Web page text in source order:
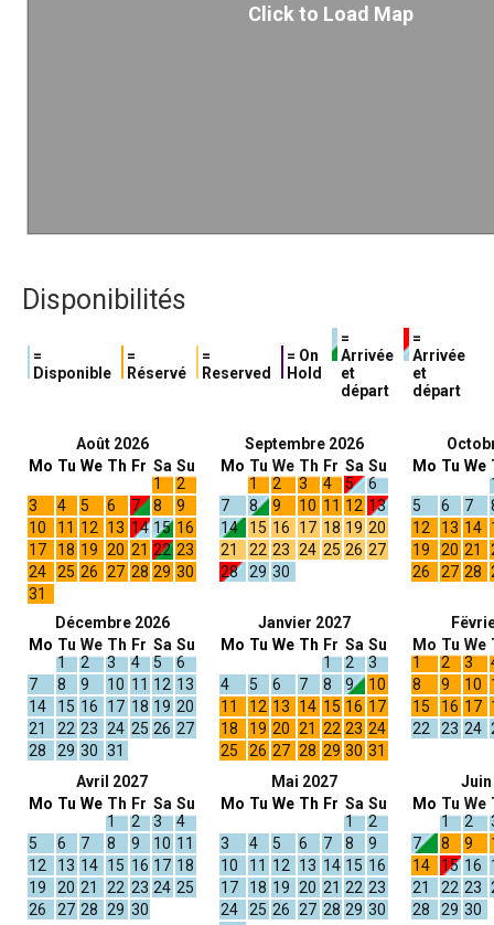
Click to Load Map
Disponibilités
=
Disponible
=
Réservé
=
Reserved
= On
Hold
=
Arrivée
et
départ
=
Arrivée
et
départ
Août 2026
Mo Tu We Th Fr Sa
1
Su
2
3
4 5 6 7 8
9
10
11 12 13 14 15 16
17
18 19 20 21 22 23
24
25 26 27 28 29 30
31
Septembre 2026
Mo Tu
1
We
2
Th
3
Fr
4
Sa
5
Su
6
7
8 9 10 11 12 13
14
15 16 17 18 19 20
21
22 23 24 25 26 27
28
29 30
Mo Tu We
5
6 7
12
13 14
19
20 21
26
27 28
Décembre 2026
Mo Tu
1
We
2
Th
3
Fr
4
Sa
5
Su
6
7
8 9 10 11 12 13
14
15 16 17 18 19 20
21
22 23 24 25 26 27
28
29 30 31
Janvier 2027
Mo Tu We Th Fr
1
Sa
2
Su
3
4
5 6 7 8 9
10
11
12 13 14 15 16 17
18
19 20 21 22 23 24
25
26 27 28 29 30 31
Mo
1
Tu
2
We
3
8
9 10
15
16 17
22
23 24
Avril 2027
Mo Tu We Th
1
Fr
2
Sa
3
Su
4
5
6 7 8 9 10 11
12
13 14 15 16 17 18
19
20 21 22 23 24 25
26
27 28 29 30
Mai 2027
Mo Tu We Th Fr Sa
1
Su
2
3
4 5 6 7 8
9
10
11 12 13 14 15 16
17
18 19 20 21 22 23
24
25 26 27 28 29 30
Juin
Mo Tu
1
We
2
7
8 9
14
15 16
21
22 23
28
29 30